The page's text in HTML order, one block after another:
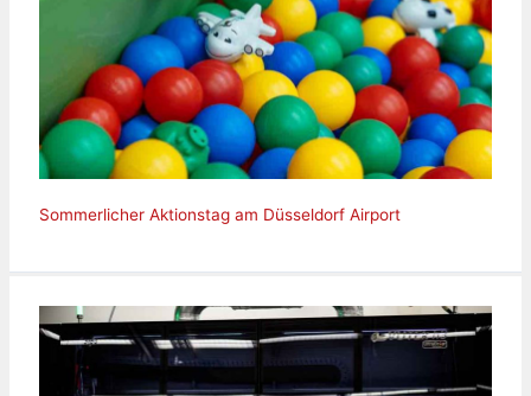
Sommerlicher Aktionstag am Düsseldorf Airport